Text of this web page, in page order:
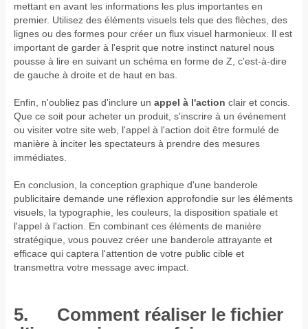
mettant en avant les informations les plus importantes en
premier. Utilisez des éléments visuels tels que des flèches, des
lignes ou des formes pour créer un flux visuel harmonieux. Il est
important de garder à l'esprit que notre instinct naturel nous
pousse à lire en suivant un schéma en forme de Z, c'est-à-dire
de gauche à droite et de haut en bas.
Enfin, n'oubliez pas d'inclure un appel à l'action clair et concis.
Que ce soit pour acheter un produit, s'inscrire à un événement
ou visiter votre site web, l'appel à l'action doit être formulé de
manière à inciter les spectateurs à prendre des mesures
immédiates.
En conclusion, la conception graphique d'une banderole
publicitaire demande une réflexion approfondie sur les éléments
visuels, la typographie, les couleurs, la disposition spatiale et
l'appel à l'action. En combinant ces éléments de manière
stratégique, vous pouvez créer une banderole attrayante et
efficace qui captera l'attention de votre public cible et
transmettra votre message avec impact.
5. Comment réaliser le fichier